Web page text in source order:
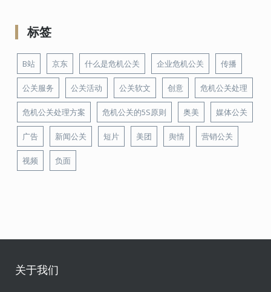
标签
B站 京东 什么是危机公关 企业危机公关 传播
公关服务 公关活动 公关软文 创意 危机公关处理
危机公关处理方案 危机公关的5S原则 奥美 媒体公关
广告 新闻公关 短片 美团 舆情 营销公关
视频 负面
关于我们